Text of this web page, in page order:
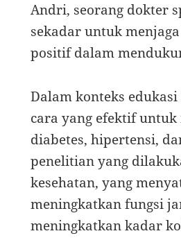
Andri, seorang dokter
sekadar untuk
positif dalam
Dalam konteks
cara yang efektif
diabetes, hipertensi,
penelitian yang
kesehatan, yang
meningkatkan fungsi
meningkatkan kadar